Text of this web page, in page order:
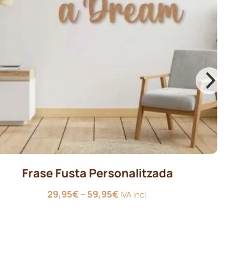
Frase Fusta Personalitzada
29,95€–59,95€Interval
IVA incl.